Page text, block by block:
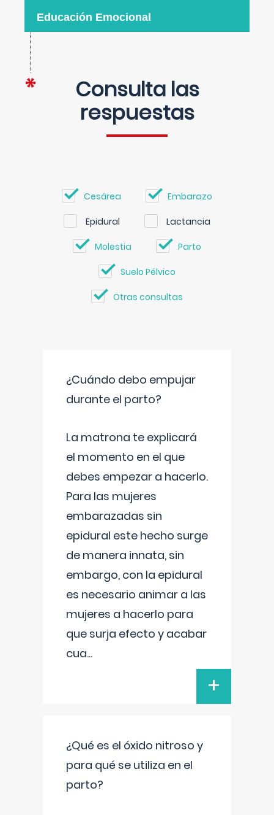
Educación Emocional
Consulta las
respuestas
Cesárea Embarazo
Epidural Lactancia
Molestia Parto
Suelo Pélvico
Otras consultas
¿Cuándo debo empujar
durante el parto?
La matrona te explicará
el momento en el que
debes empezar a hacerlo.
Para las mujeres
embarazadas sin
epidural este hecho surge
de manera innata, sin
embargo, con la epidural
es necesario animar a las
mujeres a hacerlo para
que surja efecto y acabar
cua...
+
¿Qué es el óxido nitroso y
para qué se utiliza en el
parto?